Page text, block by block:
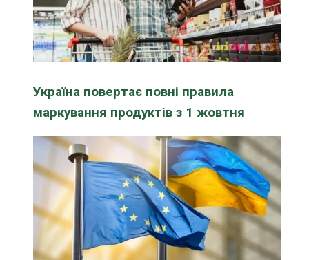
Україна повертає повні правила
маркування продуктів з 1 жовтня